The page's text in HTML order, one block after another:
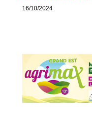
16/10/2024